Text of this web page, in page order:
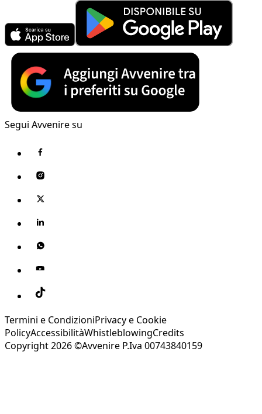
Segui Avvenire su
Termini e CondizioniPrivacy e Cookie
PolicyAccessibilitàWhistleblowingCredits
Copyright 2026 ©Avvenire P.Iva 00743840159